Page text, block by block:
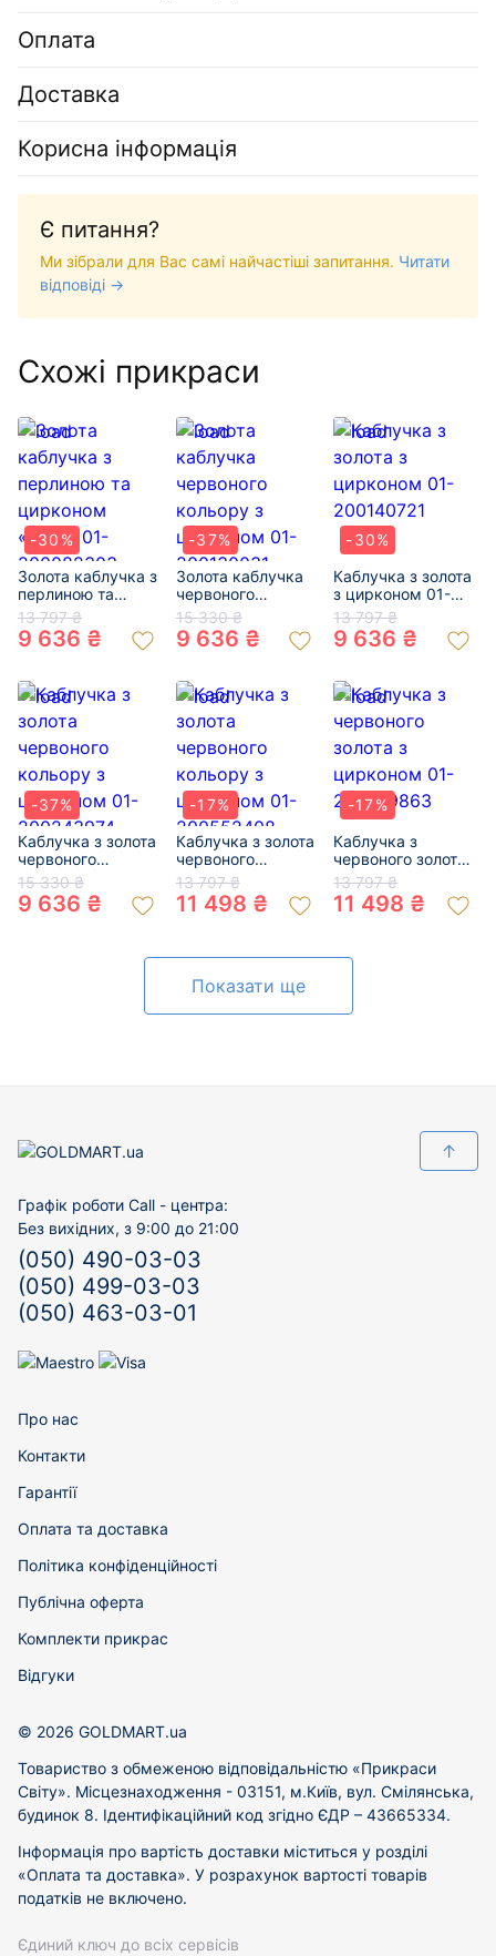
Оплата
Доставка
Корисна інформація
Є питання?
Ми зібрали для Вас самі найчастіші запитання. Читати
відповіді →
Схожі прикраси
-30%
Золота каблучка з
перлиною та
цирконом «Куля»
01-200082303
13 797 ₴
9 636 ₴
-37%
Золота каблучка
червоного
кольору з
цирконом 01-
200130031
15 330 ₴
9 636 ₴
-30%
Каблучка з золота
з цирконом 01-
200140721
13 797 ₴
9 636 ₴
-37%
Каблучка з золота
червоного
кольору з
цирконом 01-
200243974
15 330 ₴
9 636 ₴
-17%
Каблучка з золота
червоного
кольору з
цирконом 01-
200552408
13 797 ₴
11 498 ₴
-17%
Каблучка з
червоного золота
з цирконом 01-
200799863
13 797 ₴
11 498 ₴
Показати ще
↑
Графік роботи Call - центра:
Без вихідних, з 9:00 до 21:00
(050) 490-03-03
(050) 499-03-03
(050) 463-03-01
Про нас
Контакти
Гарантії
Оплата та доставка
Політика конфіденційності
Публічна оферта
Комплекти прикрас
Відгуки
© 2026 GOLDMART.ua
Товариство з обмеженою відповідальністю «Прикраси
Світу». Місцезнаходження - 03151, м.Київ, вул. Смілянська,
будинок 8. Ідентифікаційний код згідно ЄДР – 43665334.
Інформація про вартість доставки міститься у розділі
«Оплата та доставка». У розрахунок вартості товарів
податків не включено.
Єдиний ключ до всіх сервісів